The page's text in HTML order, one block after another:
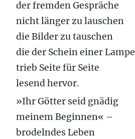
der fremden Gespräche
nicht länger zu lauschen
die Bilder zu tauschen
die der Schein einer Lampe
trieb Seite für Seite
lesend hervor.
»Ihr Götter seid gnädig
meinem Beginnen« –
brodelndes Leben